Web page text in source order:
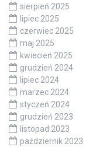
sierpień 2025
lipiec 2025
czerwiec 2025
maj 2025
kwiecień 2025
grudzień 2024
lipiec 2024
marzec 2024
styczeń 2024
grudzień 2023
listopad 2023
październik 2023